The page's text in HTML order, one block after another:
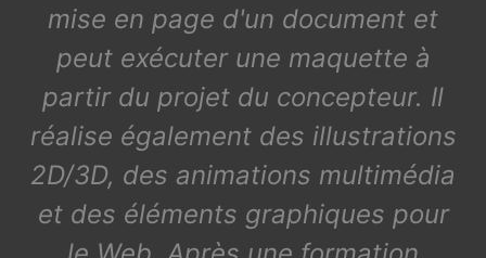
mise en page d'un document et
peut exécuter une maquette à
partir du projet du concepteur. Il
réalise également des illustrations
2D/3D, des animations multimédia
et des éléments graphiques pour